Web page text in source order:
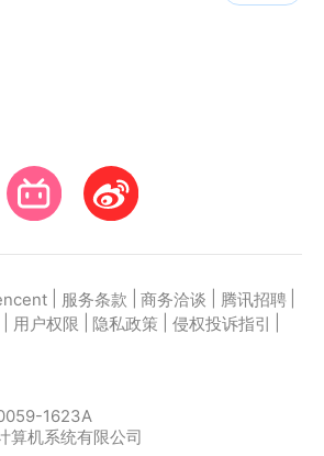
服务条款 商务洽谈 腾讯招聘
用户权限 隐私政策 侵权投诉指引
1623A
算机系统有限公司